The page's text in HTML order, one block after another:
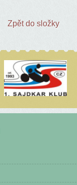
Zpět do složky